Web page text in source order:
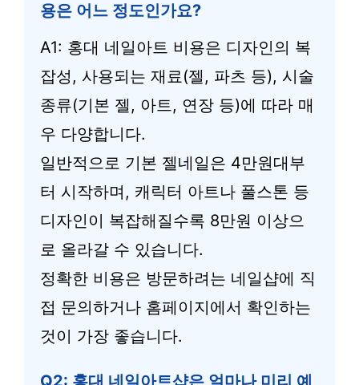
용은 어느 정도인가요?
A1: 홍대 네일아트 비용은 디자인의 복
잡성, 사용되는 재료(젤, 파츠 등), 시술
종류(기본 젤, 아트, 연장 등)에 따라 매
우 다양합니다.
일반적으로 기본 젤네일은 4만원대부
터 시작하며, 캐릭터 아트나 풀스톤 등
디자인이 복잡해질수록 8만원 이상으
로 올라갈 수 있습니다.
정확한 비용은 방문하려는 네일샵에 직
접 문의하거나 홈페이지에서 확인하는
것이 가장 좋습니다.
Q2: 홍대 네일아트샵은 얼마나 미리 예